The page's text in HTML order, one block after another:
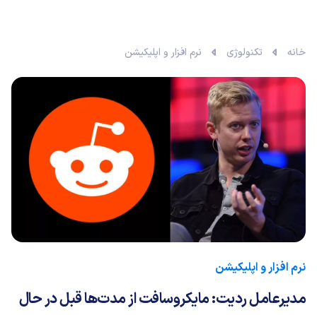
خانه تکنولوژی نرم افزار و اپلیکیشن
نرم افزار و اپلیکیشن
مدیرعامل ردیت: مایکروسافت از مدت‌ها قبل در حال